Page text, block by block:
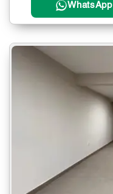
WhatsApp